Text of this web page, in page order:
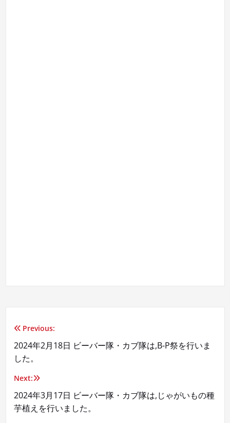
投
稿
ナ
ビ
Previous:
2024年2月18日 ビーバー隊・カブ隊は,B-P祭を行いま
した。
Next:
2024年3月17日 ビーバー隊・カブ隊は,じゃがいもの種
芋植えを行いました。